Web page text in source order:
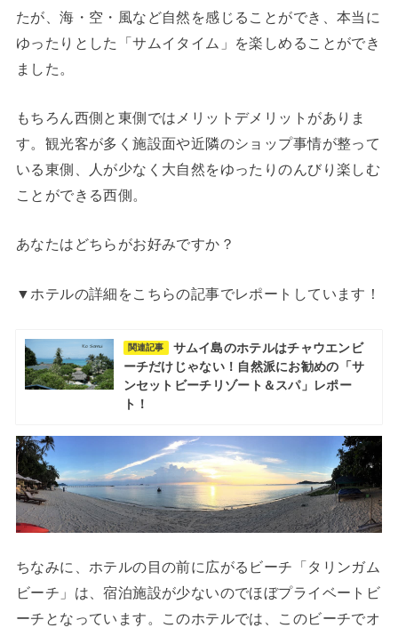
たが、海・空・風など自然を感じることができ、本当に
ゆったりとした「サムイタイム」を楽しめることができ
ました。
もちろん西側と東側ではメリットデメリットがありま
す。観光客が多く施設面や近隣のショップ事情が整って
いる東側、人が少なく大自然をゆったりのんびり楽しむ
ことができる西側。
あなたはどちらがお好みですか？
▼ホテルの詳細をこちらの記事でレポートしています！
関連記事
サムイ島のホテルはチャウエンビ
ーチだけじゃない！自然派にお勧めの「サ
ンセットビーチリゾート＆スパ」レポー
ト！
ちなみに、ホテルの目の前に広がるビーチ「タリンガム
ビーチ」は、宿泊施設が少ないのでほぼプライベートビ
ーチとなっています。このホテルでは、このビーチでオ